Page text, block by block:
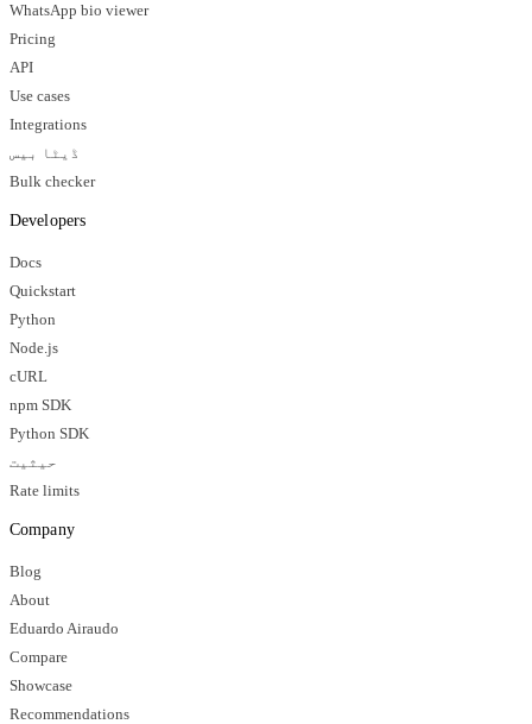
WhatsApp bio viewer
Pricing
API
Use cases
Integrations
ڈیٹا بیس
Bulk checker
Developers
Docs
Quickstart
Python
Node.js
cURL
npm SDK
Python SDK
حیثیت
Rate limits
Company
Blog
About
Eduardo Airaudo
Compare
Showcase
Recommendations